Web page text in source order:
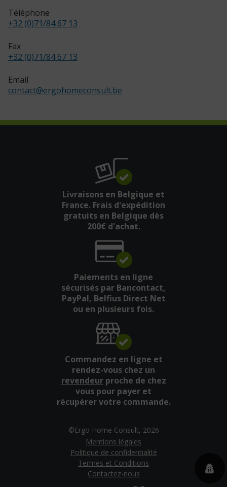
Téléphone
+32 (0)71/84 67 13
Fax
+32 (0)71/84 67 13
Email
contact@ergohomeconsult.be
Livraisons en Belgique et
France. Frais d'expédition
gratuits en Belgique dès
200€ d'achat.
Paiements en ligne
sécurisés par Bancontact,
PayPal, Belfius Direct Net
ou en plusieurs fois.
Commandez en ligne et
rendez-vous chez un
revendeurproche de chez
vous pour payer et
récupérer votre commande.
©Ergo Home Consult, 2026
Mentions légales
Politique de confidentialité
Termes et Conditions
Contactez-nous